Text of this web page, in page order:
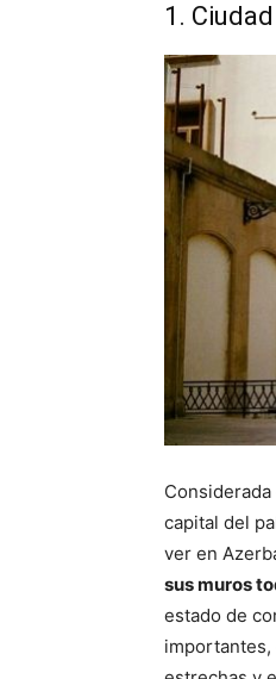
1.
capital del
ver en
sus muros
estado de
importantes,